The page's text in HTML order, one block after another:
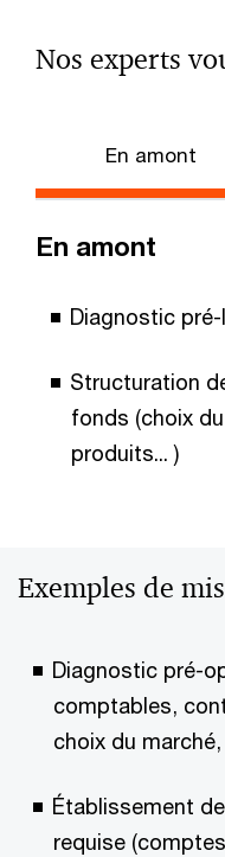
Nos experts
En amont
En amont
Diagnostic pré-
Structuration
fonds (choix
produits... )
Exemples de
Diagnostic pré-
comptables,
choix du marché,
Établissement
requise